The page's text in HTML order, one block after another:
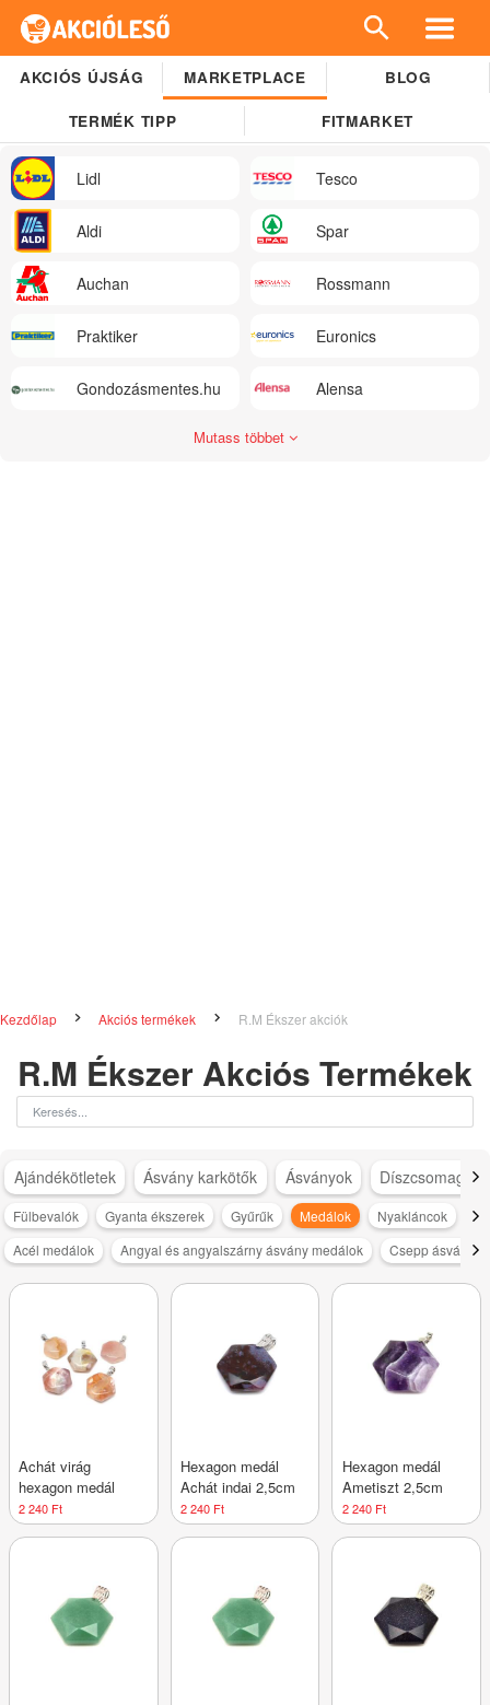
AKCIÓS ÚJSÁG MARKETPLACE BLOG
TERMÉK TIPP FITMARKET
Lidl Tesco
Aldi Spar
Auchan Rossmann
Praktiker Euronics
Gondozásmentes.hu Alensa
Mutass többet
Kezdőlap Akciós termékek R.M Ékszer akciók
R.M Ékszer Akciós Termékek
Ajándékötletek Ásvány karkötők Ásványok
Fülbevalók Gyanta ékszerek Gyűrűk Medálok Nyakláncok
Acél medálok
Angyal és angyalszárny ásvány medálok Csepp ásvány
Achát virág
hexagon medál
2 240 Ft
Hexagon medál
Achát indai 2,5cm
2 240 Ft
Hexagon medál
Ametiszt 2,5cm
2 240 Ft